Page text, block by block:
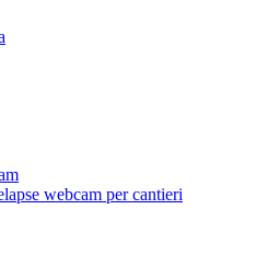
webcam per cantieri